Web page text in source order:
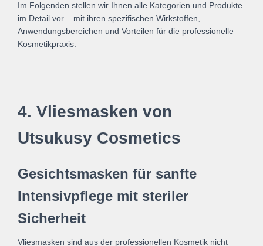
Im Folgenden stellen wir Ihnen alle Kategorien und Produkte
im Detail vor – mit ihren spezifischen Wirkstoffen,
Anwendungsbereichen und Vorteilen für die professionelle
Kosmetikpraxis.
4. Vliesmasken von
Utsukusy Cosmetics
Gesichtsmasken für sanfte
Intensivpflege mit steriler
Sicherheit
Vliesmasken sind aus der professionellen Kosmetik nicht